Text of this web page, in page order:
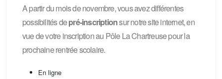
A partir du mois de novembre, vous avez différentes
possibilités depré-inscriptionsur notre site internet, en
vue de votre inscription au Pôle La Chartreuse pour la
prochaine rentrée scolaire.
En ligne